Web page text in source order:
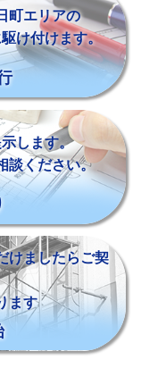
町エリアの
け付けます。
します。
談ください。
けましたらご契
ます